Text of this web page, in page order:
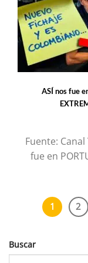
ASÍ nos fue
Fuente:
fue en
1 2
Buscar